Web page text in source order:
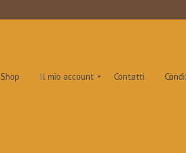
Shop Il mio account Contatti